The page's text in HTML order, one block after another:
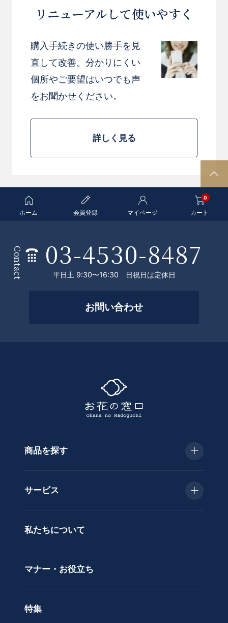
リニューアルして使いやすく
購入手続きの使い勝手を見
直して改善。分かりにくい
個所やご要望はいつでも声
をお聞かせください。
詳しく見る
P
A
ホーム 会員登録 マイページ カート
0
Contact 03-4530-8487
平日土 9:30〜16:30 日祝日は定休日
お問い合わせ
商品を探す
用途で選ぶ
価格で選ぶ
サービス
ラッピングサービス
私たちについて
マナー・お役立ち
特集